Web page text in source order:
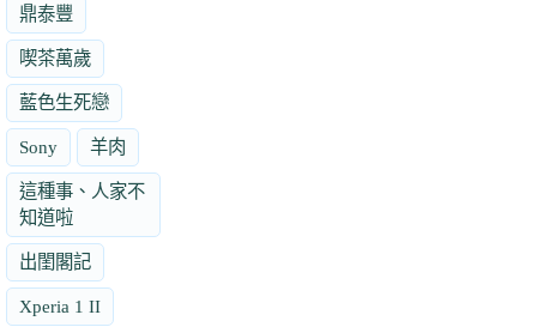
鼎泰豐
喫茶萬歲
藍色生死戀
Sony 羊肉
這種事、人家不
知道啦
出閨閣記
Xperia 1 II